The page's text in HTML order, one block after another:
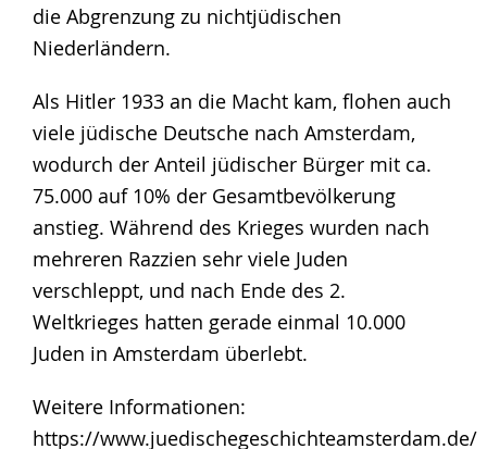
die Abgrenzung zu nichtjüdischen
Niederländern.
Als Hitler 1933 an die Macht kam, flohen auch
viele jüdische Deutsche nach Amsterdam,
wodurch der Anteil jüdischer Bürger mit ca.
75.000 auf 10% der Gesamtbevölkerung
anstieg. Während des Krieges wurden nach
mehreren Razzien sehr viele Juden
verschleppt, und nach Ende des 2.
Weltkrieges hatten gerade einmal 10.000
Juden in Amsterdam überlebt.
Weitere Informationen:
https://www.juedischegeschichteamsterdam.de/